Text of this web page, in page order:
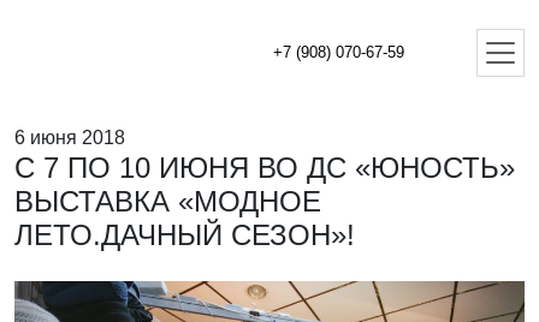
+7 (908) 070-67-59
6 июня 2018
С 7 ПО 10 ИЮНЯ ВО ДС «ЮНОСТЬ»
ВЫСТАВКА «МОДНОЕ
ЛЕТО.ДАЧНЫЙ СЕЗОН»!